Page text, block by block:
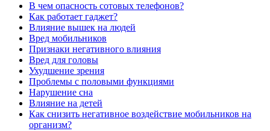
В чем опасность сотовых телефонов?
Как работает гаджет?
Влияние вышек на людей
Вред мобильников
Признаки негативного влияния
Вред для головы
Ухудшение зрения
Проблемы с половыми функциями
Нарушение сна
Влияние на детей
Как снизить негативное воздействие мобильников на
организм?